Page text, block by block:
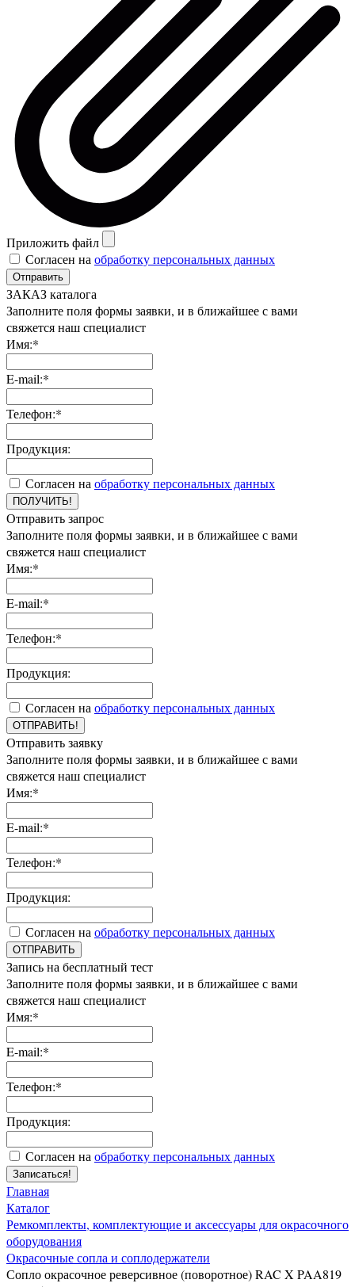
Приложить файл
Согласен на обработку персональных данных
Отправить
ЗАКАЗ каталога
Заполните поля формы заявки, и в ближайшее с вами
свяжется наш специалист
Имя:*
E-mail:*
Телефон:*
Продукция:
Согласен на обработку персональных данных
ПОЛУЧИТЬ!
Отправить запрос
Заполните поля формы заявки, и в ближайшее с вами
свяжется наш специалист
Имя:*
E-mail:*
Телефон:*
Продукция:
Согласен на обработку персональных данных
ОТПРАВИТЬ!
Отправить заявку
Заполните поля формы заявки, и в ближайшее с вами
свяжется наш специалист
Имя:*
E-mail:*
Телефон:*
Продукция:
Согласен на обработку персональных данных
ОТПРАВИТЬ
Запись на бесплатный тест
Заполните поля формы заявки, и в ближайшее с вами
свяжется наш специалист
Имя:*
E-mail:*
Телефон:*
Продукция:
Согласен на обработку персональных данных
Записаться!
Главная
Каталог
Ремкомплекты, комплектующие и аксессуары для окрасочного
оборудования
Окрасочные сопла и соплодержатели
Сопло окрасочное реверсивное (поворотное) RAC X PAA819